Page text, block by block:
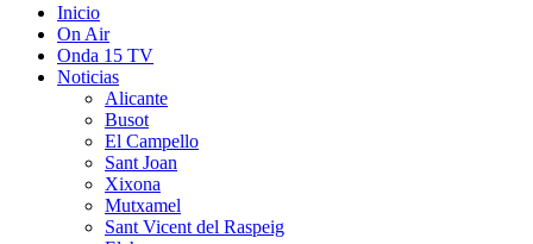
Inicio
On Air
Onda 15 TV
Noticias
Alicante
Busot
El Campello
Sant Joan
Xixona
Mutxamel
Sant Vicent del Raspeig